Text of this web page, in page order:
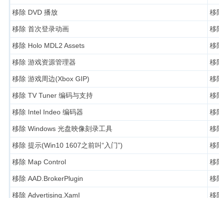
移除 DVD 播放 移
移除 首次登录动画 移
移除 Holo MDL2 Assets 移
移除 游戏资源管理器 移
移除 游戏周边(Xbox GIP) 移
移除 TV Tuner 编码与支持 移
移除 Intel Indeo 编码器 移
移除 Windows 光盘映像刻录工具 移
移除 提示(Win10 1607之前叫“入门”) 移
移除 Map Control 移
移除 AAD.BrokerPlugin 移
移除 Advertising.Xaml 移